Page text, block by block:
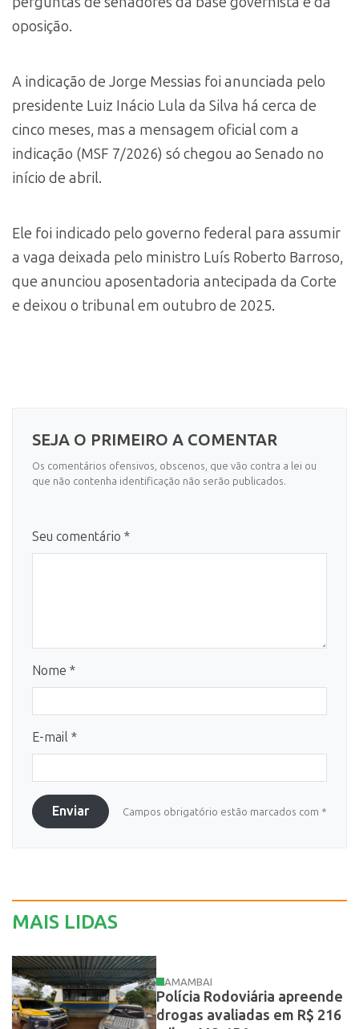
oposição.
A indicação de Jorge Messias foi anunciada pelo
presidente Luiz Inácio Lula da Silva há cerca de
cinco meses, mas a mensagem oficial com a
indicação (MSF 7/2026) só chegou ao Senado no
início de abril.
Ele foi indicado pelo governo federal para assumir
a vaga deixada pelo ministro Luís Roberto Barroso,
que anunciou aposentadoria antecipada da Corte
e deixou o tribunal em outubro de 2025.
SEJA O PRIMEIRO A COMENTAR
Os comentários ofensivos, obscenos, que vão contra a lei ou
que não contenha identificação não serão publicados.
Seu comentário *
Nome *
E-mail *
Enviar Campos obrigatório estão marcados com *
MAIS LIDAS
AMAMBAI
Polícia Rodoviária apreende
drogas avaliadas em R$ 216